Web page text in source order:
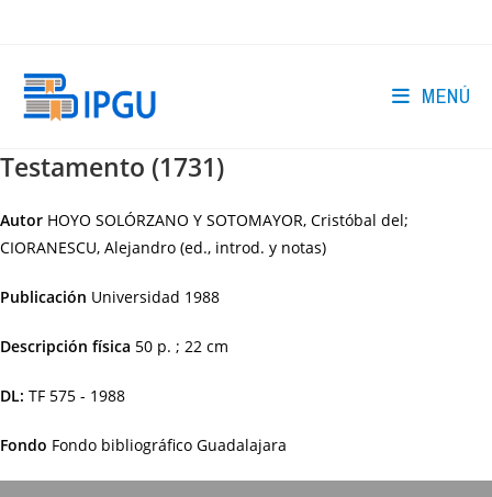
MENÚ
Testamento (1731)
Autor HOYO SOLÓRZANO Y SOTOMAYOR, Cristóbal del;
CIORANESCU, Alejandro (ed., introd. y notas)
Publicación Universidad 1988
Descripción física 50 p. ; 22 cm
DL: TF 575 - 1988
Fondo Fondo bibliográfico Guadalajara